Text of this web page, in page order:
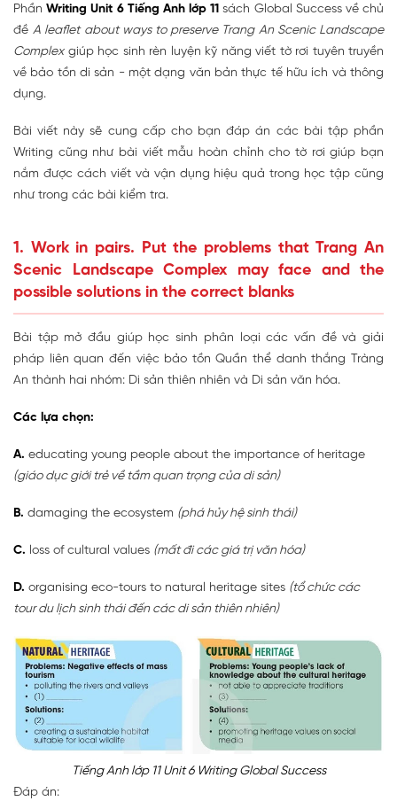
PhầnWriting Unit 6 Tiếng Anh lớp 11 sách Global Success về chủ
đềA leaflet about ways to preserve Trang An Scenic Landscape
Complexgiúp học sinh rèn luyện kỹ năng viết tờ rơi tuyên truyền
về bảo tồn di sản - một dạng văn bản thực tế hữu ích và thông
dụng.
Bài viết này sẽ cung cấp cho bạn đáp án các bài tập phần
Writing cũng như bài viết mẫu hoàn chỉnh cho tờ rơi giúp bạn
nắm được cách viết và vận dụng hiệu quả trong học tập cũng
như trong các bài kiểm tra.
1. Work in pairs. Put the problems that Trang An
Scenic Landscape Complex may face and the
possible solutions in the correct blanks
Bài tập mở đầu giúp học sinh phân loại các vấn đề và giải
pháp liên quan đến việc bảo tồn Quần thể danh thắng Tràng
An thành hai nhóm: Di sản thiên nhiên và Di sản văn hóa.
Các lựa chọn:
A. educating young people about the importance of heritage
(giáo dục giới trẻ về tầm quan trọng của di sản)
B. damaging the ecosystem (phá hủy hệ sinh thái)
C. loss of cultural values (mất đi các giá trị văn hóa)
D. organising eco-tours to natural heritage sites (tổ chức các
tour du lịch sinh thái đến các di sản thiên nhiên)
Tiếng Anh lớp 11 Unit 6 Writing Global Success
Đáp án: